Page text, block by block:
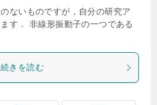
ないものですが，自分の研究ア
す． 非線形振動子の一つである
続きを読む